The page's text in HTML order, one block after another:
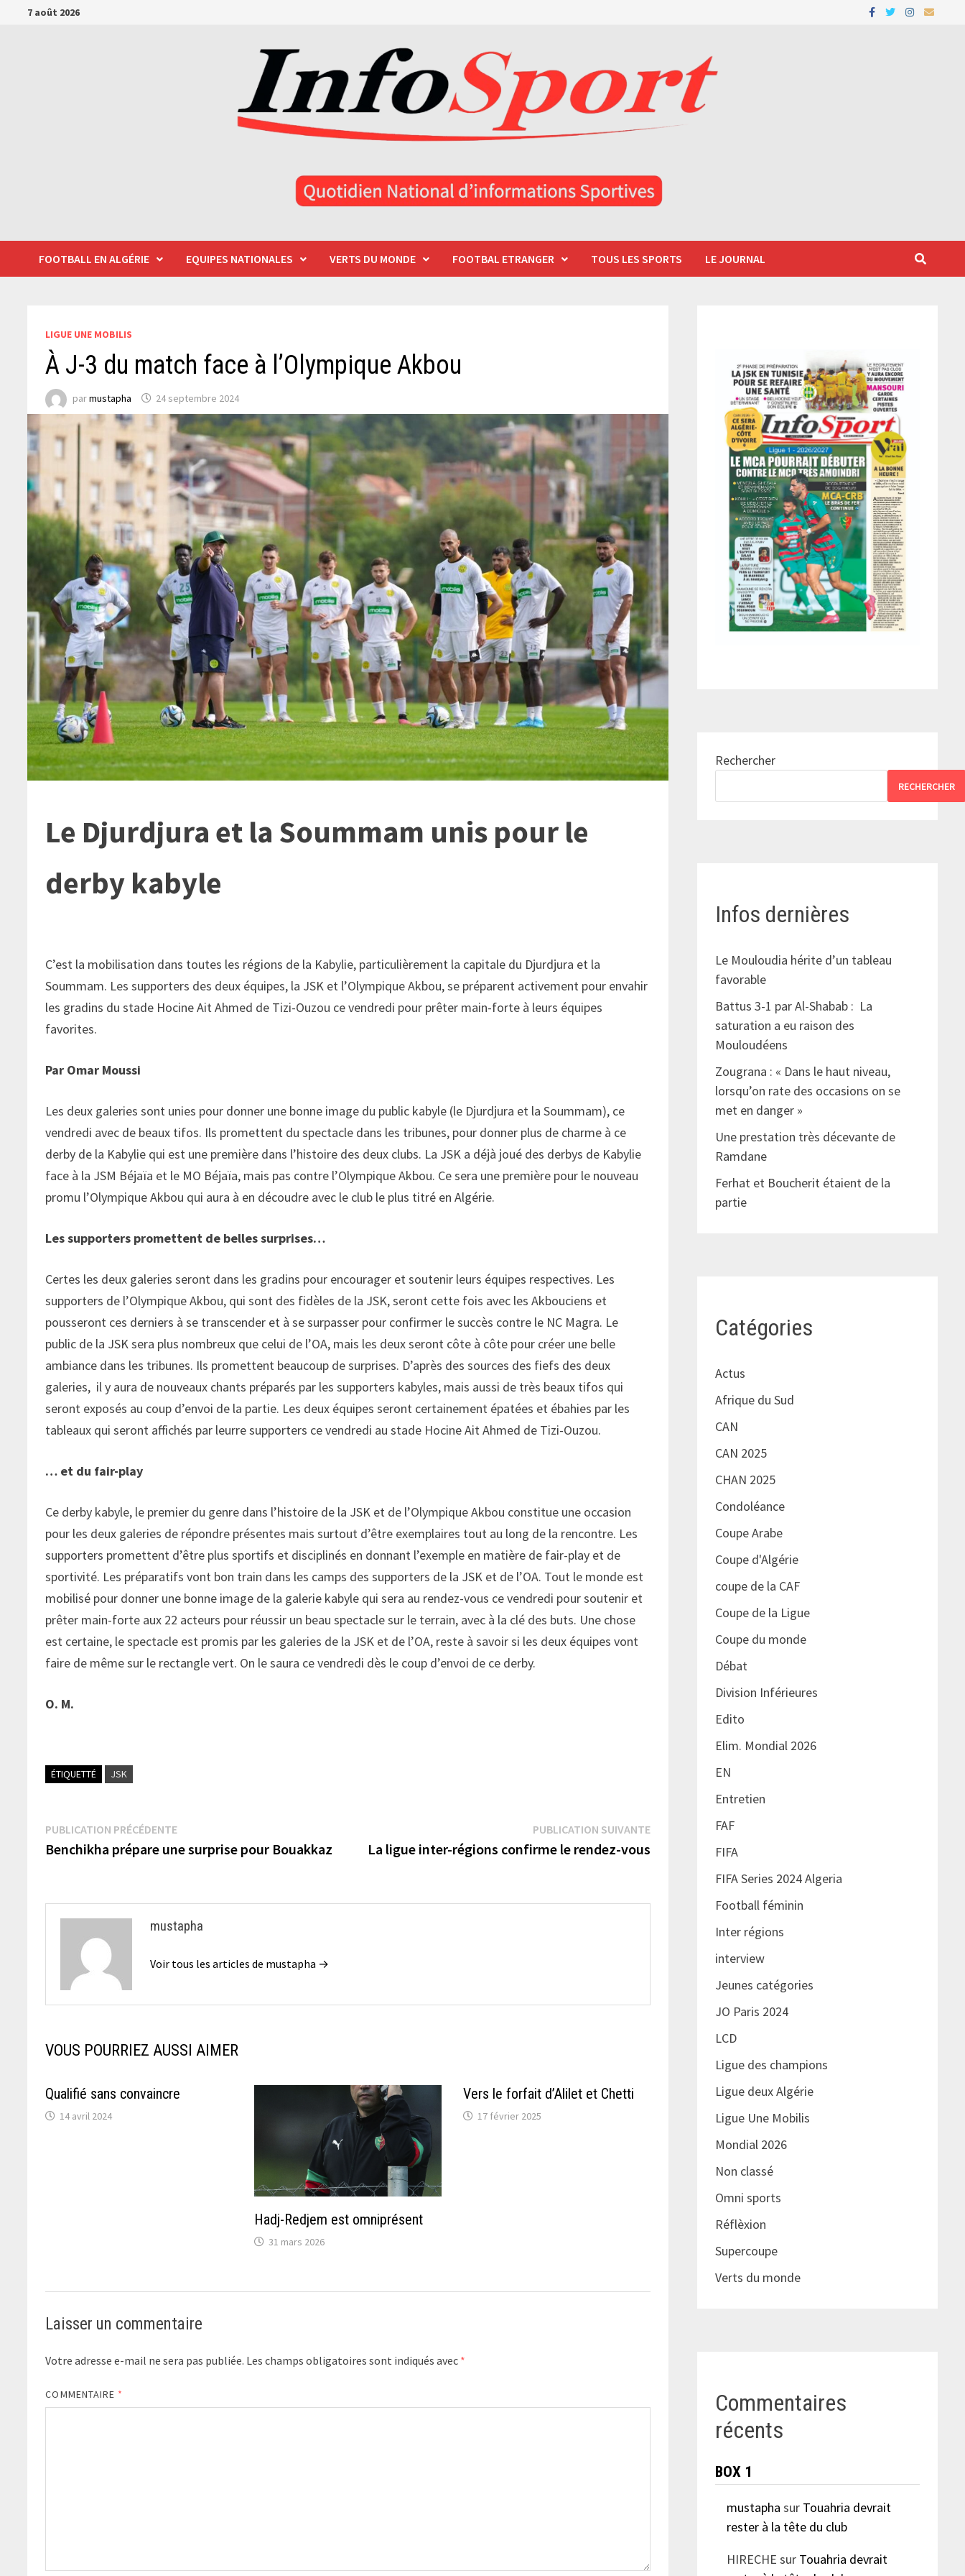
Passer7 août 2026
FOOTBALL EN ALGÉRIE EQUIPES NATIONALES VERTS DU MONDE FOOTBAL ETRANGER TOUS LES SPORTS LE JOURNAL
LIGUE UNE MOBILIS
À J-3 du match face à l’Olympique Akbou
parmustapha 24 septembre 2024
Le Djurdjura et la Soummam unis pour le
derby kabyle
C’est la mobilisation dans toutes les régions de la Kabylie, particulièrement la capitale du Djurdjura et la
Soummam. Les supporters des deux équipes, la JSK et l’Olympique Akbou, se préparent activement pour envahir
les gradins du stade Hocine Ait Ahmed de Tizi-Ouzou ce vendredi pour prêter main-forte à leurs équipes
favorites.
Par Omar Moussi
Les deux galeries sont unies pour donner une bonne image du public kabyle (le Djurdjura et la Soummam), ce
vendredi avec de beaux tifos. Ils promettent du spectacle dans les tribunes, pour donner plus de charme à ce
derby de la Kabylie qui est une première dans l’histoire des deux clubs. La JSK a déjà joué des derbys de Kabylie
face à la JSM Béjaïa et le MO Béjaïa, mais pas contre l’Olympique Akbou. Ce sera une première pour le nouveau
promu l’Olympique Akbou qui aura à en découdre avec le club le plus titré en Algérie.
Les supporters promettent de belles surprises…
Certes les deux galeries seront dans les gradins pour encourager et soutenir leurs équipes respectives. Les
supporters de l’Olympique Akbou, qui sont des fidèles de la JSK, seront cette fois avec les Akbouciens et
pousseront ces derniers à se transcender et à se surpasser pour confirmer le succès contre le NC Magra. Le
public de la JSK sera plus nombreux que celui de l’OA, mais les deux seront côte à côte pour créer une belle
ambiance dans les tribunes. Ils promettent beaucoup de surprises. D’après des sources des fiefs des deux
galeries, il y aura de nouveaux chants préparés par les supporters kabyles, mais aussi de très beaux tifos qui
seront exposés au coup d’envoi de la partie. Les deux équipes seront certainement épatées et ébahies par les
tableaux qui seront affichés par leurre supporters ce vendredi au stade Hocine Ait Ahmed de Tizi-Ouzou.
… et du fair-play
Ce derby kabyle, le premier du genre dans l’histoire de la JSK et de l’Olympique Akbou constitue une occasion
pour les deux galeries de répondre présentes mais surtout d’être exemplaires tout au long de la rencontre. Les
supporters promettent d’être plus sportifs et disciplinés en donnant l’exemple en matière de fair-play et de
sportivité. Les préparatifs vont bon train dans les camps des supporters de la JSK et de l’OA. Tout le monde est
mobilisé pour donner une bonne image de la galerie kabyle qui sera au rendez-vous ce vendredi pour soutenir et
prêter main-forte aux 22 acteurs pour réussir un beau spectacle sur le terrain, avec à la clé des buts. Une chose
est certaine, le spectacle est promis par les galeries de la JSK et de l’OA, reste à savoir si les deux équipes vont
faire de même sur le rectangle vert. On le saura ce vendredi dès le coup d’envoi de ce derby.
O. M.
ÉTIQUETTÉ JSK
Navigation
de
PUBLICATION PRÉCÉDENTEPublication
précédente :
Benchikha prépare une surprise pour Bouakkaz
PUBLICATION SUIVANTEPublication
suivante :
La ligue inter-régions confirme le rendez-vous
mustapha
Voir tous les articles de mustapha →
VOUS POURRIEZ AUSSI AIMER
Qualifié sans convaincre
14 avril 2024
Hadj-Redjem est omniprésent
31 mars 2026
Vers le forfait d’Alilet et Chetti
17 février 2025
Laisser un commentaire
Votre adresse e-mail ne sera pas publiée. Les champs obligatoires sont indiqués avec *
COMMENTAIRE *
Rechercher
RECHERCHER
Infos dernières
Le Mouloudia hérite d’un tableau
favorable
Battus 3-1 par Al-Shabab : La
saturation a eu raison des
Mouloudéens
Zougrana : « Dans le haut niveau,
lorsqu’on rate des occasions on se
met en danger »
Une prestation très décevante de
Ramdane
Ferhat et Boucherit étaient de la
partie
Catégories
Actus
Afrique du Sud
CAN
CAN 2025
CHAN 2025
Condoléance
Coupe Arabe
Coupe d'Algérie
coupe de la CAF
Coupe de la Ligue
Coupe du monde
Débat
Division Inférieures
Edito
Elim. Mondial 2026
EN
Entretien
FAF
FIFA
FIFA Series 2024 Algeria
Football féminin
Inter régions
interview
Jeunes catégories
JO Paris 2024
LCD
Ligue des champions
Ligue deux Algérie
Ligue Une Mobilis
Mondial 2026
Non classé
Omni sports
Réflèxion
Supercoupe
Verts du monde
Commentaires
récents
BOX 1
mustapha sur Touahria devrait
rester à la tête du club
HIRECHE sur Touahria devrait